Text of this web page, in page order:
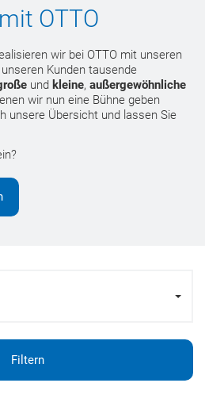
OTTO
wir bei OTTO mit unseren
Kunden tausende
und kleine, außergewöhnliche
wir nun eine Bühne geben
unsere Übersicht und lassen Sie
Filtern